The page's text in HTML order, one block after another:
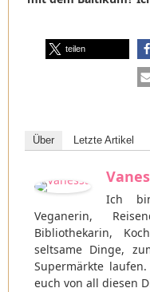
teilen
Über Letzte Artikel
Ich
Veganerin,
Bibliothekarin,
seltsame Dinge,
Supermärkte
euch von all diesen